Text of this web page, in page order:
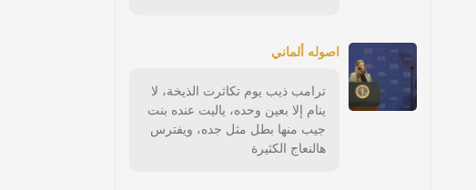
اصوله ألماني
ترامب ذيب يوم تكاثرت الذيخة، لا
ينام إلا بعين وحده، ياليت عنده بنت
جيب منها بطل مثل جده، ويفترس
هالنعاج الكثيرة